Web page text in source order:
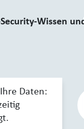
Wissen
Daten: